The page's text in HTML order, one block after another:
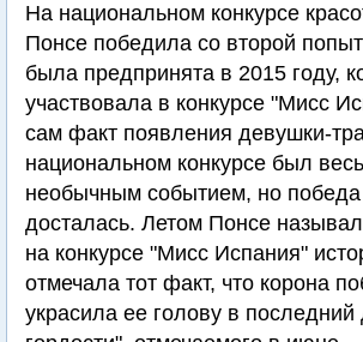
На национальном конкурсе
Понсе победила со второй
была предпринята в 2015 году,
участвовала в конкурсе "Мисс
сам факт появления девушки-
национальном конкурсе был
необычным событием, но
досталась. Летом Понсе
на конкурсе "Мисс Испания"
отмечала тот факт, что корона
украсила ее голову в